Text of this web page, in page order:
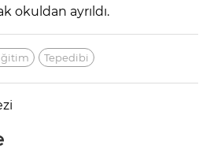
okuldan ayrıldı.
Tepedibi